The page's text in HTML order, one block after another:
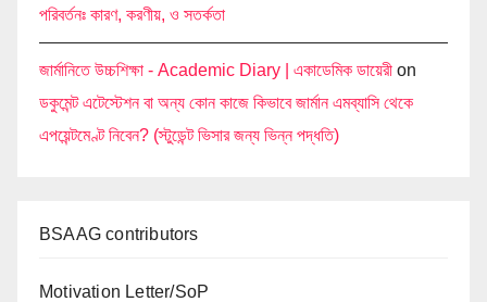
পরিবর্তনঃ কারণ, করণীয়, ও সতর্কতা
জার্মানিতে উচ্চশিক্ষা - Academic Diary | একাডেমিক ডায়েরী on
ডকুমেন্ট এটেস্টেশন বা অন্য কোন কাজে কিভাবে জার্মান এমব্যাসি থেকে
এপয়েন্টমেণ্ট নিবেন? (স্টুডেন্ট ভিসার জন্য ভিন্ন পদ্ধতি)
BSAAG contributors
Motivation Letter/SoP